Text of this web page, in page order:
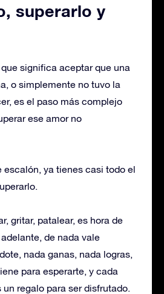
superarlo y
significa aceptar que una
o simplemente no tuvo la
es el paso más complejo
ese amor no
escalón, ya tienes casi todo el
gritar, patalear, es hora de
de nada vale
nada ganas, nada logras,
para esperarte, y cada
regalo para ser disfrutado.